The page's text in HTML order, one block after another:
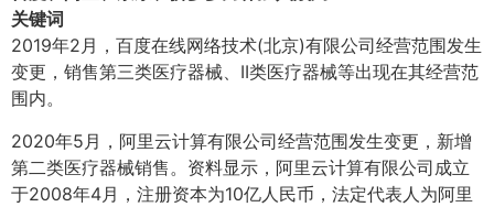
关键词
2019年2月，百度在线网络技术(北京)有限公司经营范围发生
变更，销售第三类医疗器械、II类医疗器械等出现在其经营范
围内。
2020年5月，阿里云计算有限公司经营范围发生变更，新增
第二类医疗器械销售。资料显示，阿里云计算有限公司成立
于2008年4月，注册资本为10亿人民币，法定代表人为阿里